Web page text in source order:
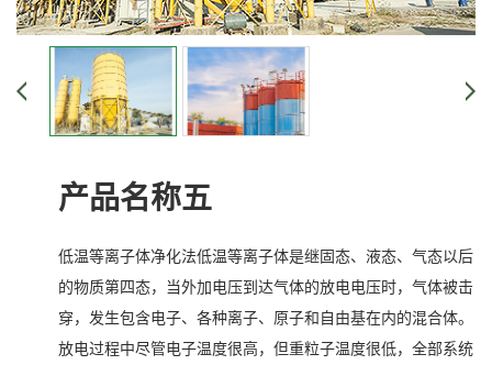
产品名称五
低温等离子体净化法低温等离子体是继固态、液态、气态以后
的物质第四态，当外加电压到达气体的放电电压时，气体被击
穿，发生包含电子、各种离子、原子和自由基在内的混合体。
放电过程中尽管电子温度很高，但重粒子温度很低，全部系统